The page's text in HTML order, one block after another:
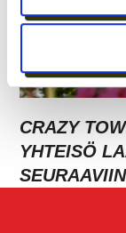
CRAZY
YHTEISÖ